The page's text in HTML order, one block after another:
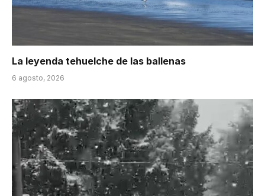
La leyenda tehuelche de las ballenas
6 agosto, 2026